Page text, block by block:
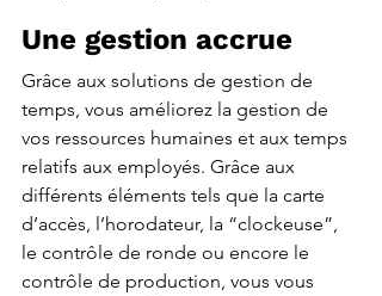
Une gestion accrue
Grâce aux solutions de gestion de
temps, vous améliorez la gestion de
vos ressources humaines et aux temps
relatifs aux employés. Grâce aux
différents éléments tels que la carte
d’accès, l’horodateur, la “clockeuse”,
le contrôle de ronde ou encore le
contrôle de production, vous vous